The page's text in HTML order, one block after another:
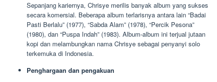
Sepanjang kariernya, Chrisye merilis banyak album yang sukses
secara komersial. Beberapa album terlarisnya antara lain “Badai
Pasti Berlalu” (1977), “Sabda Alam” (1978), “Percik Pesona”
(1980), dan “Puspa Indah” (1983). Album-album ini terjual jutaan
kopi dan melambungkan nama Chrisye sebagai penyanyi solo
terkemuka di Indonesia.
Penghargaan dan pengakuan